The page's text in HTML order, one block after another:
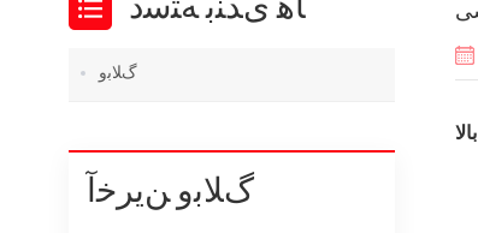
ﺎﻫ ﯼﺪﻨﺑ ﻪﺘﺳﺩ
ﮒﻼ ﺑﻭ
ﮒﻼ ﺑﻭ ﻦﯾﺮﺧﺁ